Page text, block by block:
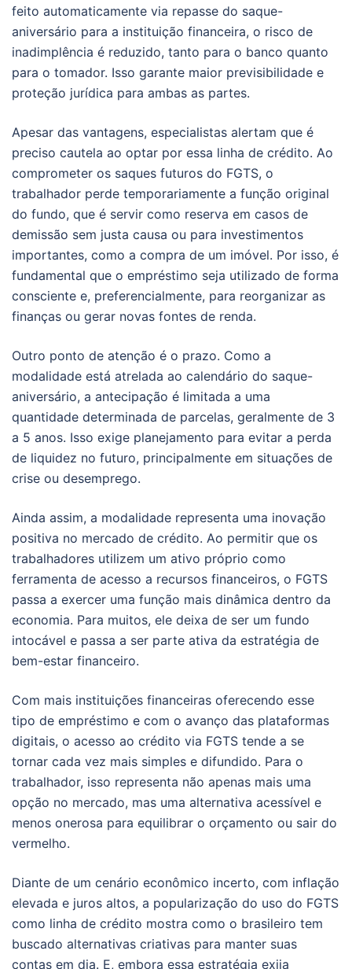
feito automaticamente via repasse do saque-
aniversário para a instituição financeira, o risco de
inadimplência é reduzido, tanto para o banco quanto
para o tomador. Isso garante maior previsibilidade e
proteção jurídica para ambas as partes.
Apesar das vantagens, especialistas alertam que é
preciso cautela ao optar por essa linha de crédito. Ao
comprometer os saques futuros do FGTS, o
trabalhador perde temporariamente a função original
do fundo, que é servir como reserva em casos de
demissão sem justa causa ou para investimentos
importantes, como a compra de um imóvel. Por isso, é
fundamental que o empréstimo seja utilizado de forma
consciente e, preferencialmente, para reorganizar as
finanças ou gerar novas fontes de renda.
Outro ponto de atenção é o prazo. Como a
modalidade está atrelada ao calendário do saque-
aniversário, a antecipação é limitada a uma
quantidade determinada de parcelas, geralmente de 3
a 5 anos. Isso exige planejamento para evitar a perda
de liquidez no futuro, principalmente em situações de
crise ou desemprego.
Ainda assim, a modalidade representa uma inovação
positiva no mercado de crédito. Ao permitir que os
trabalhadores utilizem um ativo próprio como
ferramenta de acesso a recursos financeiros, o FGTS
passa a exercer uma função mais dinâmica dentro da
economia. Para muitos, ele deixa de ser um fundo
intocável e passa a ser parte ativa da estratégia de
bem-estar financeiro.
Com mais instituições financeiras oferecendo esse
tipo de empréstimo e com o avanço das plataformas
digitais, o acesso ao crédito via FGTS tende a se
tornar cada vez mais simples e difundido. Para o
trabalhador, isso representa não apenas mais uma
opção no mercado, mas uma alternativa acessível e
menos onerosa para equilibrar o orçamento ou sair do
vermelho.
Diante de um cenário econômico incerto, com inflação
elevada e juros altos, a popularização do uso do FGTS
como linha de crédito mostra como o brasileiro tem
buscado alternativas criativas para manter suas
contas em dia. E, embora essa estratégia exija